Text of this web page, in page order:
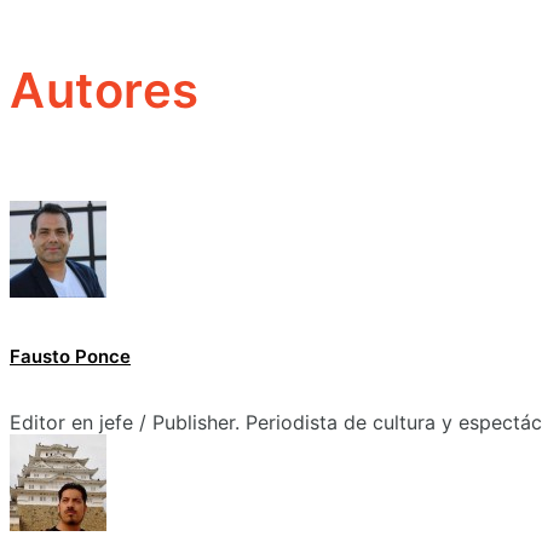
Autores
Fausto Ponce
Editor en jefe / Publisher. Periodista de cultura y